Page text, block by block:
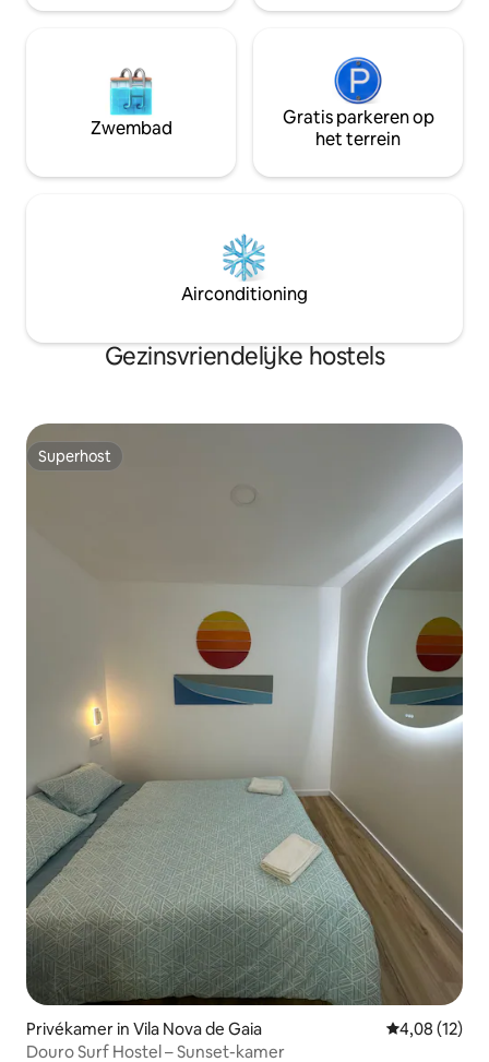
Key.
Zwembad
Gratis parkeren op
het terrein
Airconditioning
Gezinsvriendelijke hostels
Superhost
Superhost
Privékamer in Vila Nova de Gaia Gemiddelde
4,08 (12)
Douro Surf Hostel – Sunset-kamer